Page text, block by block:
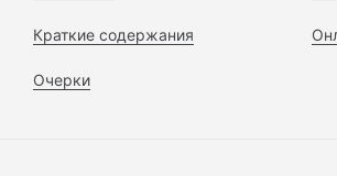
Краткие содержания
Очерки